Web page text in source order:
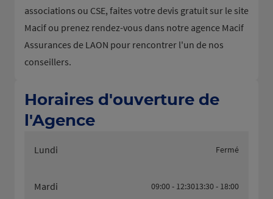
associations ou CSE, faites votre devis gratuit sur le site
Macif ou prenez rendez-vous dans notre agence Macif
Assurances de LAON pour rencontrer l'un de nos
conseillers.
Horaires d'ouverture de
l'Agence
Lundi Fermé
Mardi 09:00 - 12:3013:30 - 18:00